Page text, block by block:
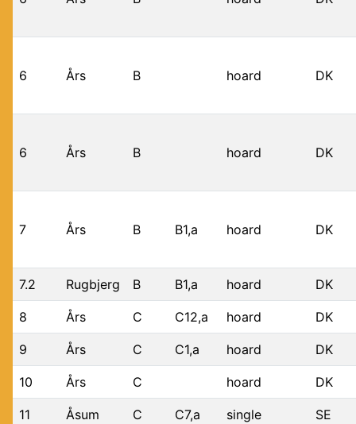
6 Års B hoard DK
6 Års B hoard DK
7 Års B B1,a hoard DK
7.2 Rugbjerg B B1,a hoard DK
8 Års C C12,a hoard DK
9 Års C C1,a hoard DK
10 Års C hoard DK
11 Åsum C C7,a single SE